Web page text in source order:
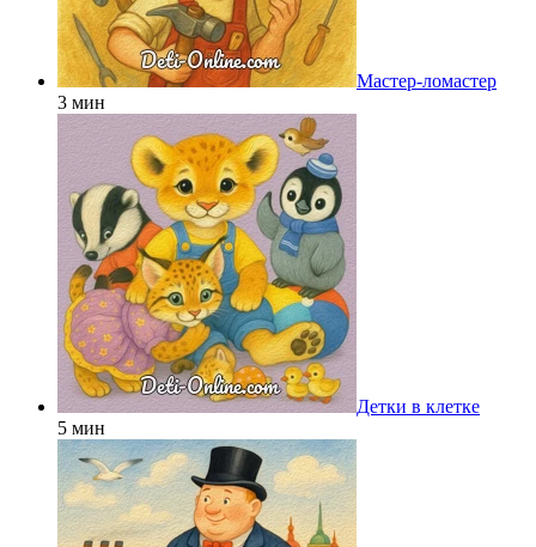
Мастер-ломастер
3 мин
Детки в клетке
5 мин